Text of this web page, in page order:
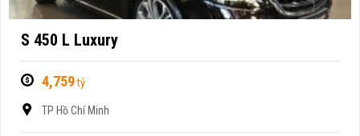
S 450 L Luxury
4,759tỷ
TP Hồ Chí Minh